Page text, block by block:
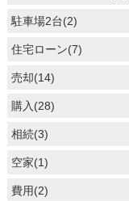
駐車場2台(2)
住宅ローン(7)
売却(14)
購入(28)
相続(3)
空家(1)
費用(2)